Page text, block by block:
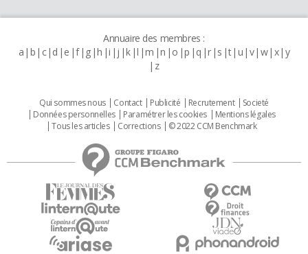
Annuaire des membres :
a b c d e f g h i j k l m n o p q r s t u v w x y
z
Qui sommes nous Contact Publicité Recrutement
Societé
Données personnelles
Paramétrer les cookies
Mentions légales
Tous les articles
Corrections © 2022 CCM Benchmark